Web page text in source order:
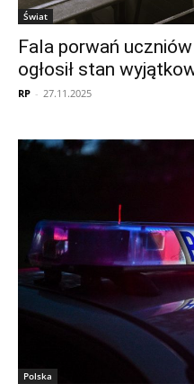
Świat
Fala porwań
ogłosił stan
RP - 27.11.2025
Polska